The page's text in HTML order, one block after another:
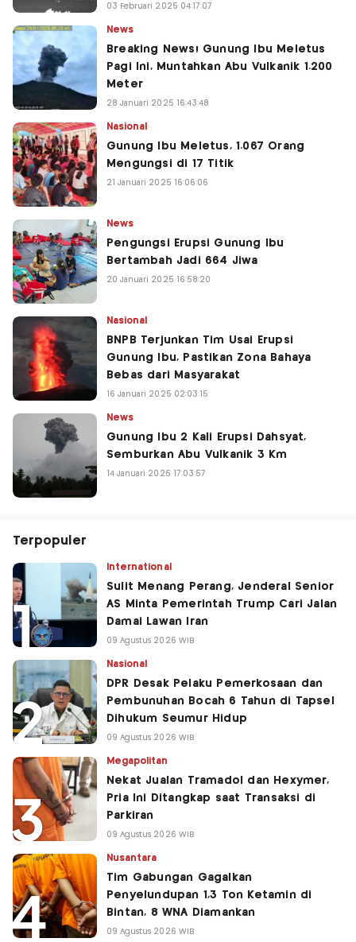
03 Februari 2025 04:17:07
News
Breaking News! Gunung Ibu Meletus
Pagi Ini, Muntahkan Abu Vulkanik 1.200
Meter
28 Januari 2025 16:43:48
Nasional
Gunung Ibu Meletus, 1.067 Orang
Mengungsi di 17 Titik
21 Januari 2025 16:06:06
News
Pengungsi Erupsi Gunung Ibu
Bertambah Jadi 664 Jiwa
20 Januari 2025 16:58:20
Nasional
BNPB Terjunkan Tim Usai Erupsi
Gunung Ibu, Pastikan Zona Bahaya
Bebas dari Masyarakat
16 Januari 2025 02:03:15
News
Gunung Ibu 2 Kali Erupsi Dahsyat,
Semburkan Abu Vulkanik 3 Km
14 Januari 2025 17:03:57
Terpopuler
International
Sulit Menang Perang, Jenderal Senior
AS Minta Pemerintah Trump Cari Jalan
Damai Lawan Iran
09 Agustus 2026 WIB
Nasional
DPR Desak Pelaku Pemerkosaan dan
Pembunuhan Bocah 6 Tahun di Tapsel
Dihukum Seumur Hidup
09 Agustus 2026 WIB
Megapolitan
Nekat Jualan Tramadol dan Hexymer,
Pria Ini Ditangkap saat Transaksi di
Parkiran
09 Agustus 2026 WIB
Nusantara
Tim Gabungan Gagalkan
Penyelundupan 1,3 Ton Ketamin di
Bintan, 8 WNA Diamankan
09 Agustus 2026 WIB